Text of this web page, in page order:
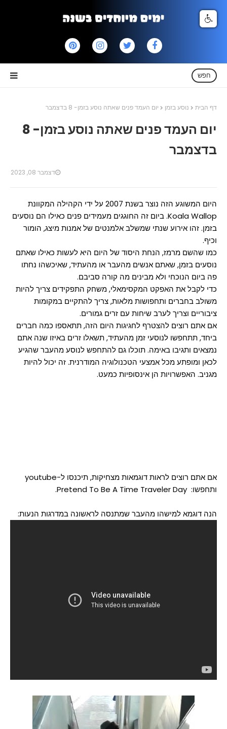
חפש
דף הבית נוסע בזמן יום העמד פנים שאתה נוסע בזמן- 8 בדצמבר
יום העמד פנים שאתה נוסע בזמן- 8
בדצמבר
דצמבר 08, 2023
היום המשוגע הזה נוצר בשנת 2007 על ידי הקהילה המקוונת
Koala Wallop. ביום זה החוגגים מעמידים פנים כאילו הם נוסעים
בזמן. זהו אירוע שנתי שמשלב אלמנטים של אמנות מיצג, הומור
וכיף.
כמו שהשם מרמז, הנחת היסוד של היום היא לעשות כאילו שאתם
נוסעים בזמן, שאתם אנשים מהעבר או מהעתיד, שאיכשהו נחתו
פה ביום הנוכחי ולא מבינים מה קורה סביבם.
כדי לקבל את האפקט המקסימאלי, משחק התפקידים צריך להיות
משולב בחברים ותחפושות מלאות, צריך להתקיים במקומות
ציבוריים וצריך לערב שיחות עם זרים גמורים.
אם אתם רוצים להצטרף לחגיגות היום הזה, תתאספו כמה חברים
ביחד, תתחפשו לנוסעי זמן מהעתיד, תשאלו זרים באיזו שנה אתם
נמצאים ותגיבו באימה. תוכלו גם להתחפש לנוסע מהעבר שהגיע
לכאן ומופתע מכל אמצעי הטכנולוגיה המודרנית. זה יכול להיות
מגניב. האפשרויות הן אינסופיות כמעט.
אם אתם רוצים לראות דוגמאות מצחיקות, תיכנסו ל-youtube
ותחפשו: Pretend To Be A Time Traveler Day.
הנה דוגמא למישהו מהעבר שמתנסה לראשונה במדרגות הנעות: